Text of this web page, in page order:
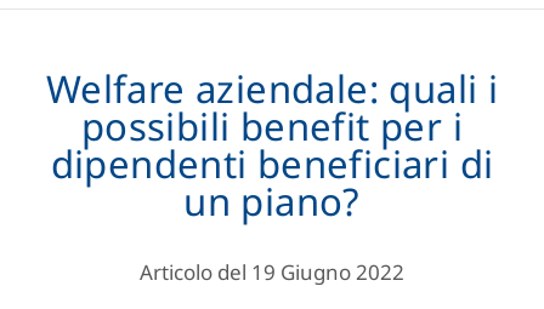
Welfare aziendale: quali i
possibili benefit per i
dipendenti beneficiari di
un piano?
Articolo del 19 Giugno 2022